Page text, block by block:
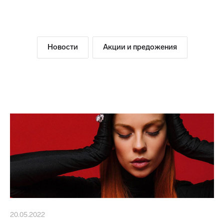
Новости Акции и предожения
20.05.2022